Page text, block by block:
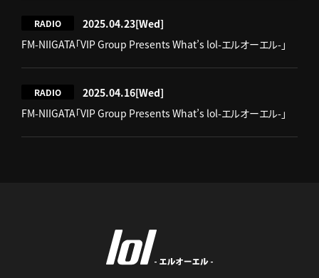
RADIO 2025.04.23[Wed]
FM-NIIGATA「VIP Group Presents What’s lol-エルオーエル-」
RADIO 2025.04.16[Wed]
FM-NIIGATA「VIP Group Presents What’s lol-エルオーエル-」